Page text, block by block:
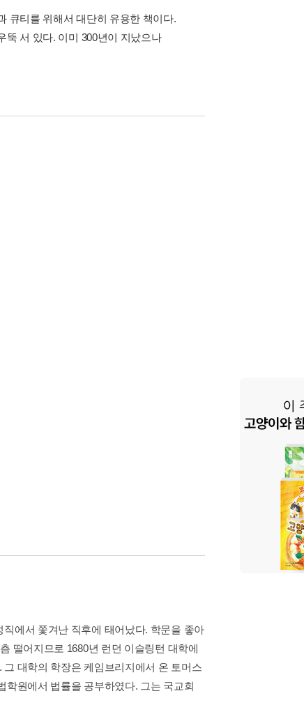
큐티를 위해서 대단히 유용한 책이다.
뚝 서 있다. 이미 300년이 지났으나
에서 쫓겨난 직후에 태어났다. 학문을 좋아
떨어지므로 1680년 런던 이슬링턴 대학에
대학의 학장은 케임브리지에서 온 토머스
학원에서 법률을 공부하였다. 그는 국교회